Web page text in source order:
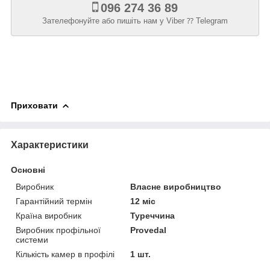
096 274 36 89
Зателефонуйте або пишіть нам у Viber ⁇ Telegram
Приховати
Характеристики
Основні
Виробник
Власне виробництво
Гарантійний термін
12 міс
Країна виробник
Туреччина
Виробник профільної
системи
Provedal
Кількість камер в профілі
1 шт.